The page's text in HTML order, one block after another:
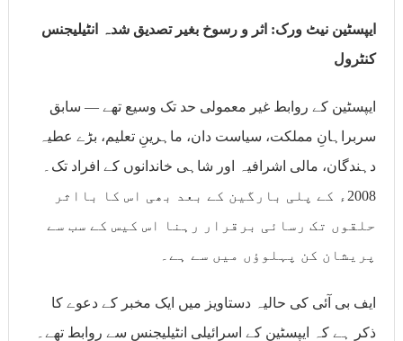
ایپسٹین نیٹ ورک: اثر و رسوخ بغیر تصدیق شدہ انٹیلیجنس
کنٹرول
ایپسٹین کے روابط غیر معمولی حد تک وسیع تھے — سابق
سربراہانِ مملکت، سیاست دان، ماہرینِ تعلیم، بڑے عطیہ
دہندگان، مالی اشرافیہ اور شاہی خاندانوں کے افراد تک۔
2008ء کے پلی بارگین کے بعد بھی اس کا بااثر
حلقوں تک رسائی برقرار رہنا اس کیس کے سب سے
پریشان کن پہلوؤں میں سے ہے۔
ایف بی آئی کی حالیہ دستاویز میں ایک مخبر کے دعوے کا
ذکر ہے کہ ایپسٹین کے اسرائیلی انٹیلیجنس سے روابط تھے۔